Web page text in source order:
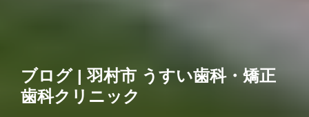
ブログ | 羽村市 うすい歯科・矯正
歯科クリニック